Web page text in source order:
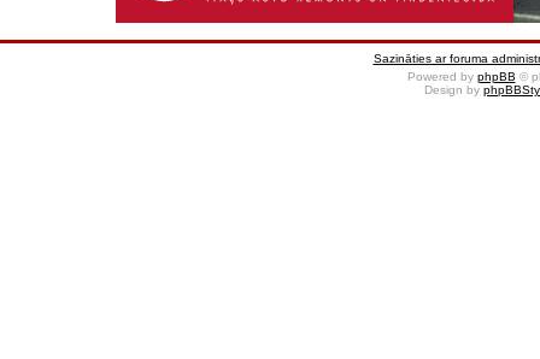
Sazināties ar foruma
Powered by phpBB ©
Design by